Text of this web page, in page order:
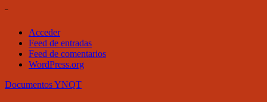
–
Acceder
Feed de entradas
Feed de comentarios
WordPress.org
DocumentosYNQT